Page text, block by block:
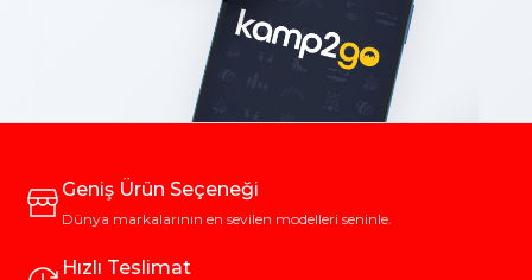
Geniş Ürün Seçeneği
Dünya markalarının en sevilen modelleri seninle.
Hızlı Teslimat